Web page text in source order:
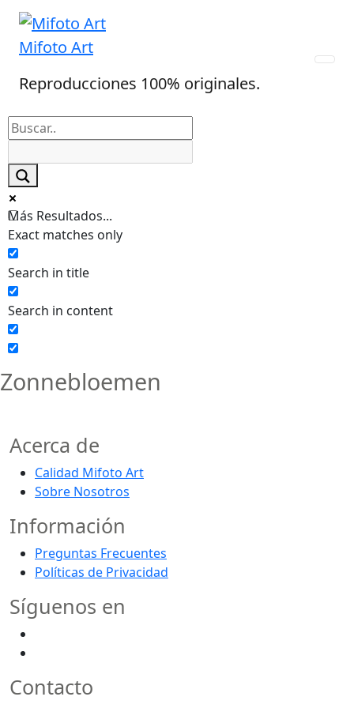
Skip
content
Mifoto Art
Reproducciones 100% originales.
Más Resultados...
Exact matches only
Search in title
Search in content
Zonnebloemen
Acerca de
Calidad Mifoto Art
Sobre Nosotros
Información
Preguntas Frecuentes
Políticas de Privacidad
Síguenos en
Contacto